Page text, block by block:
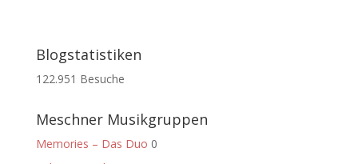
Blogstatistiken
122.951 Besuche
Meschner Musikgruppen
Memories – Das Duo 0